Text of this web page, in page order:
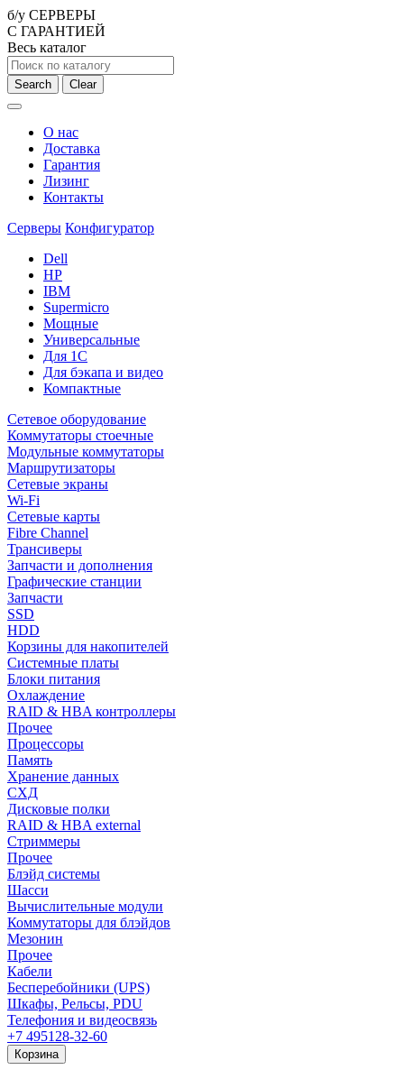
б/у СЕРВЕРЫ
С ГАРАНТИЕЙ
Весь каталог
Search Clear
О нас
Доставка
Гарантия
Лизинг
Контакты
Серверы Конфигуратор
Dell
HP
IBM
Supermicro
Мощные
Универсальные
Для 1С
Для бэкапа и видео
Компактные
Сетевое оборудование
Коммутаторы стоечные
Модульные коммутаторы
Маршрутизаторы
Сетевые экраны
Wi-Fi
Сетевые карты
Fibre Channel
Трансиверы
Запчасти и дополнения
Графические станции
Запчасти
SSD
HDD
Корзины для накопителей
Системные платы
Блоки питания
Охлаждение
RAID & HBA контроллеры
Прочее
Процессоры
Память
Хранение данных
СХД
Дисковые полки
RAID & HBA external
Стриммеры
Прочее
Блэйд системы
Шасси
Вычислительные модули
Коммутаторы для блэйдов
Мезонин
Прочее
Кабели
Бесперебойники (UPS)
Шкафы, Рельсы, PDU
Телефония и видеосвязь
+7 495128-32-60
Корзина